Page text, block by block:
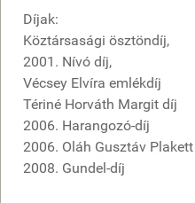
Díjak:
Köztársasági ösztöndíj,
2001. Nívó díj,
Vécsey Elvíra emlékdíj
Tériné Horváth Margit díj
2006. Harangozó-díj
2006. Oláh Gusztáv Plakett
2008. Gundel-díj